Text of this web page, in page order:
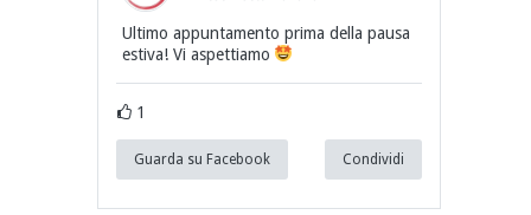
Ultimo appuntamento prima della pausa
estiva! Vi aspettiamo
1
Guarda su Facebook Condividi